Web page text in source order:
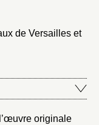
de Versailles et
originale